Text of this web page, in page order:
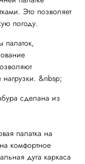
185T PU
дышащая.
полиэтилен
Это позволяет
погоду.
палаток,
нагрузки. &nbsp;
сделана из
палатка на
комфортное
дуга каркаса